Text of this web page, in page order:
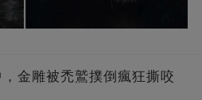
金雕被禿鷲撲倒瘋狂撕咬